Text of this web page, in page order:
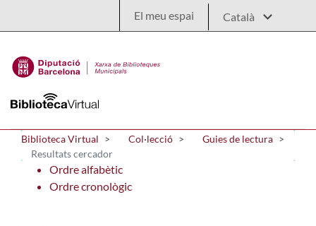
El meu espai
Biblioteca Virtual Col·lecció
Guies de lectura
Resultats cercador
Ordre alfabètic
Ordre cronològic